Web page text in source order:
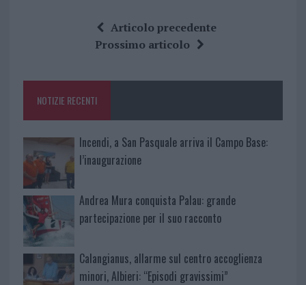
o
k
te
re
at
s
p
a
re
Articolo precedente
Prossimo articolo
NOTIZIE RECENTI
Incendi, a San Pasquale arriva il Campo Base:
l’inaugurazione
Andrea Mura conquista Palau: grande
partecipazione per il suo racconto
Calangianus, allarme sul centro accoglienza
minori, Albieri: “Episodi gravissimi”